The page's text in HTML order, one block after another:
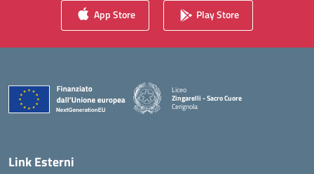
App Store Play Store
Liceo
Zingarelli - Sacro Cuore
Cerignola
— Visita la pagina iniziale della scuola
Link Esterni